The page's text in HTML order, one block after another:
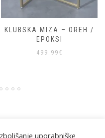
KLUBSKA MIZA – OREH /
EPOKSI
499.99 €
uporabniške